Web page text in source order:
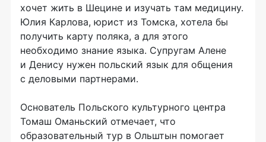
хочет жить в Шецине и изучать там медицину.
Юлия Карлова, юрист из Томска, хотела бы
получить карту поляка, а для этого
необходимо знание языка. Супругам Алене
и Денису нужен польский язык для общения
с деловыми партнерами.
Основатель Польского культурного центра
Томаш Оманьский отмечает, что
образовательный тур в Ольштын помогает